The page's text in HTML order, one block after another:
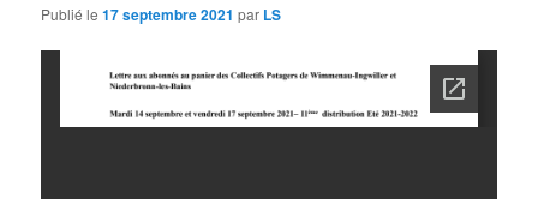
Publié le17 septembre 2021 par LS